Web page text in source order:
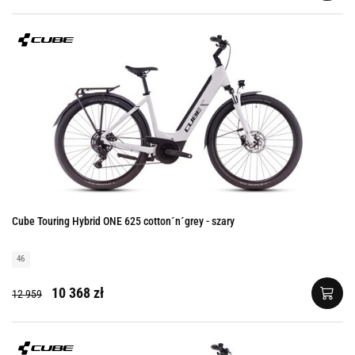
Cube Touring Hybrid ONE 625 cotton´n´grey - szary
46
12 959 10 368 zł